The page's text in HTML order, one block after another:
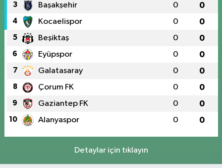
3 Başakşehir 0 0
4 Kocaelispor 0 0
5 Beşiktaş 0 0
6 Eyüpspor 0 0
7 Galatasaray 0 0
8 Çorum FK 0 0
9 Gaziantep FK 0 0
10 Alanyaspor 0 0
Detaylar için tıklayın